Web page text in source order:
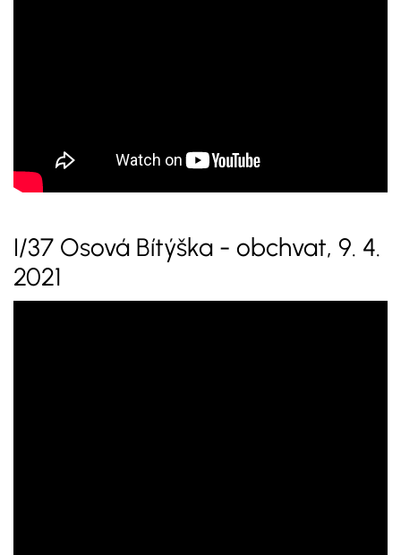
I/37 Osová Bítýška - obchvat, 9. 4.
2021